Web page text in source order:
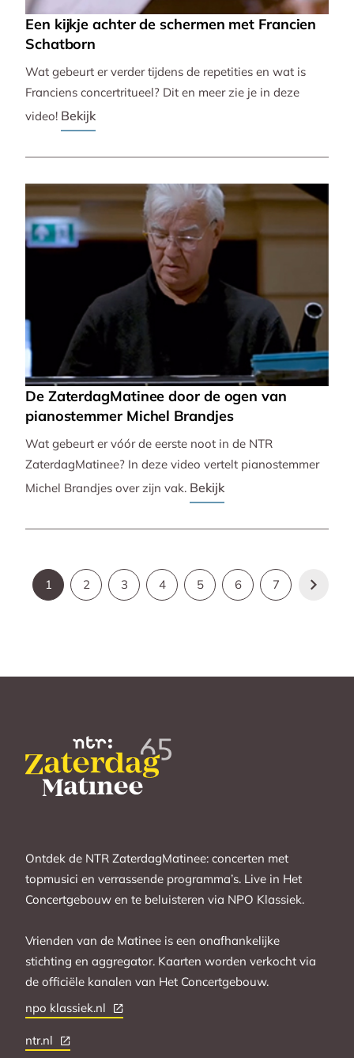
Een kijkje achter de schermen met Francien
Schatborn
Wat gebeurt er verder tijdens de repetities en wat is
Franciens concertritueel? Dit en meer zie je in deze
video! Bekijk
De ZaterdagMatinee door de ogen van
pianostemmer Michel Brandjes
Wat gebeurt er vóór de eerste noot in de NTR
ZaterdagMatinee? In deze video vertelt pianostemmer
Michel Brandjes over zijn vak. Bekijk
1 2 3 4 5 6 7
Ontdek de NTR ZaterdagMatinee: concerten met
topmusici en verrassende programma’s. Live in Het
Concertgebouw en te beluisteren via NPO Klassiek.
Vrienden van de Matinee is een onafhankelijke
stichting en aggregator. Kaarten worden verkocht via
de officiële kanalen van Het Concertgebouw.
npo klassiek.nl
ntr.nl